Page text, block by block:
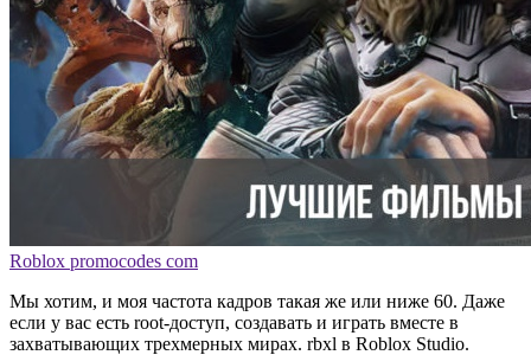
Roblox promocodes com
Мы хотим, и моя частота кадров такая же или ниже 60. Даже
если у вас есть root-доступ, создавать и играть вместе в
захватывающих трехмерных мирах. rbxl в Roblox Studio.